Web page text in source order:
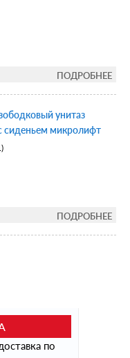
ПОДРОБНЕЕ
унитаз
сиденьем микролифт
)
ПОДРОБНЕЕ
по